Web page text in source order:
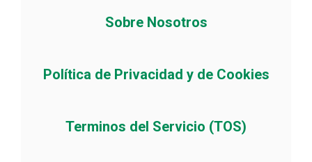
Sobre Nosotros
Política de Privacidad y de Cookies
Terminos del Servicio (TOS)